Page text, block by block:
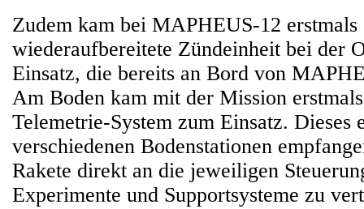
Zudem kam bei MAPHEUS-12 erstmals
wiederaufbereitete Zündeinheit bei der
Einsatz, die bereits an Bord von
Am Boden kam mit der Mission
Telemetrie-System zum Einsatz. Dieses
verschiedenen Bodenstationen
Rakete direkt an die jeweiligen
Experimente und Supportsysteme zu